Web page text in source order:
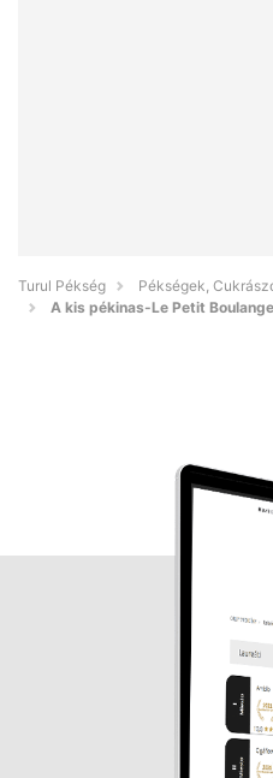
Turul Pékség
Pékségek,
A kis pékinas-Le Petit